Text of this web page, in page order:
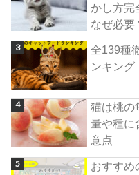
かし方完
なぜ必要
全139種
ンキング
猫は桃の
量や種に
意点
おすすめ